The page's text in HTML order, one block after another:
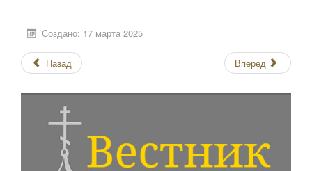
Создано: 17 марта 2025
Назад Вперед